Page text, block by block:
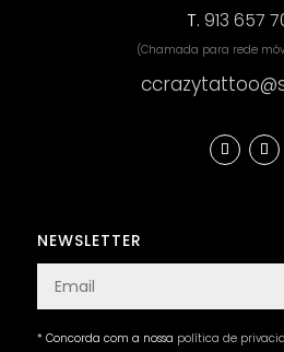
T.913 657
(Chamada para rede
NEWSLETTER
* Concorda com a nossa política de